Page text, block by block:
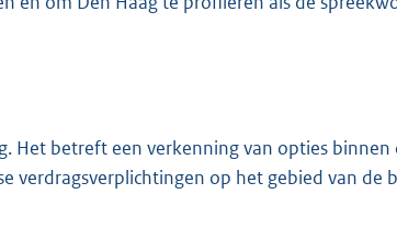
Het betreft een verkenning van opties
verdragsverplichtingen op het gebied van